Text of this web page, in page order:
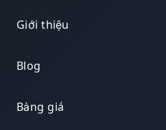
Giới thiệu
Blog
Bảng giá